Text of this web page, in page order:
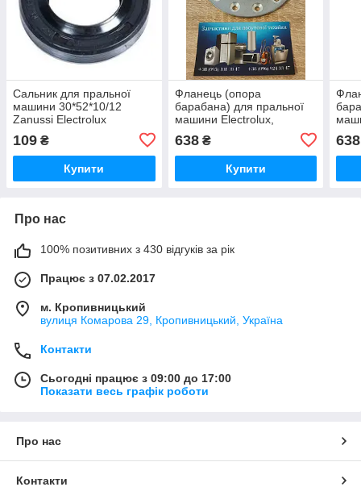
Сальник для пральної
машини 30*52*10/12
Zanussi Electrolux
109 ₴
Купити
Фланець (опора
барабана) для пральної
машини Electrolux,
638₴
Купити
638
Про нас
100% позитивних з 430 відгуків за рік
Працює з 07.02.2017
м. Кропивницький
вулиця Комарова 29, Кропивницький, Україна
Контакти
Сьогодні працює з 09:00 до 17:00
Показати весь графік роботи
Про нас
Контакти